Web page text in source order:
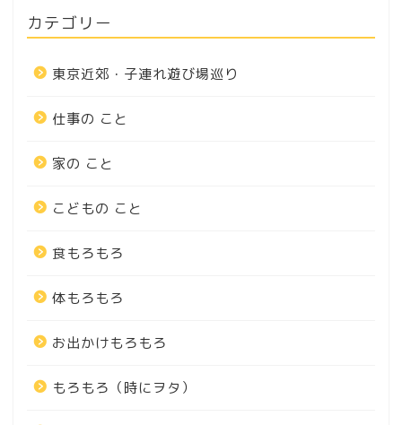
カテゴリー
東京近郊・子連れ遊び場巡り
仕事の こと
家の こと
こどもの こと
食もろもろ
体もろもろ
お出かけもろもろ
もろもろ（時にヲタ）